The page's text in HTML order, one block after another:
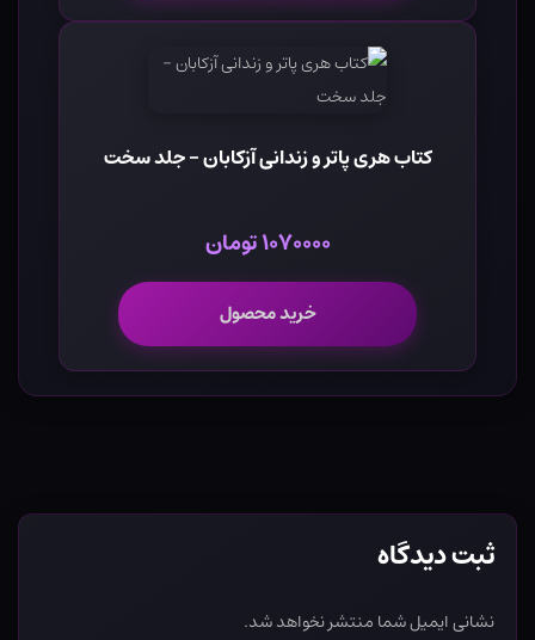
کتاب هری پاتر و زندانی آزکابان - جلد سخت
۱۰۷۰۰۰۰ تومان
خرید محصول
ثبت دیدگاه
نشانی ایمیل شما منتشر نخواهد شد.